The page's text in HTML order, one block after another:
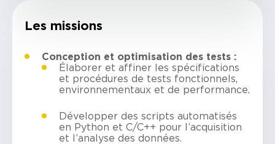
Les missions
Conception et optimisation des tests :
Élaborer et affiner les spécifications
et procédures de tests fonctionnels,
environnementaux et de performance.
Développer des scripts automatisés
en Python et C/C++ pour l’acquisition
et l’analyse des données.